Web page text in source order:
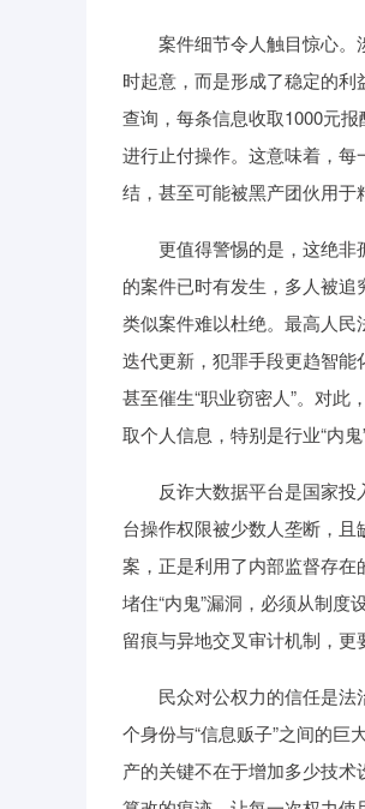
案件细节令人触目惊心。
时起意，而是形成了稳定的
查询，每条信息收取1000元
进行止付操作。这意味着，
结，甚至可能被黑产团伙用于
更值得警惕的是，这绝非
的案件已时有发生，多人被
类似案件难以杜绝。最高人
迭代更新，犯罪手段更趋智能
甚至催生“职业窃密人”。对
取个人信息，特别是行业“内
反诈大数据平台是国家投
台操作权限被少数人垄断，
案，正是利用了内部监督存在
堵住“内鬼”漏洞，必须从制
留痕与异地交叉审计机制，更
民众对公权力的信任是法治
个身份与“信息贩子”之间的
产的关键不在于增加多少技